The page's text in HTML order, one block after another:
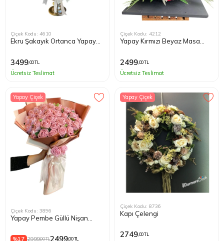
Çiçek Kodu: 4610
Ekru Şakayık Ortanca Yapay
3499,00 TL
Ücretsiz Teslimat
Çiçek Kodu: 4212
Yapay Kırmızı Beyaz Masa
2499,00 TL
Ücretsiz Teslimat
Yapay Çiçek
Çiçek Kodu: 3896
Yapay Pembe Güllü Nişan
%17 2999,00 TL2499,00 TL
Yapay Çiçek
Çiçek Kodu: 8736
Kapı Çelengi
2749,00 TL